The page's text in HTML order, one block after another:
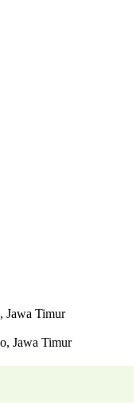
Jawa Timur
Jawa Timur